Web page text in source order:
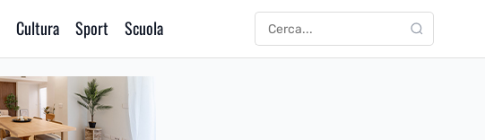
Cultura Sport Scuola Cerca: CERCA